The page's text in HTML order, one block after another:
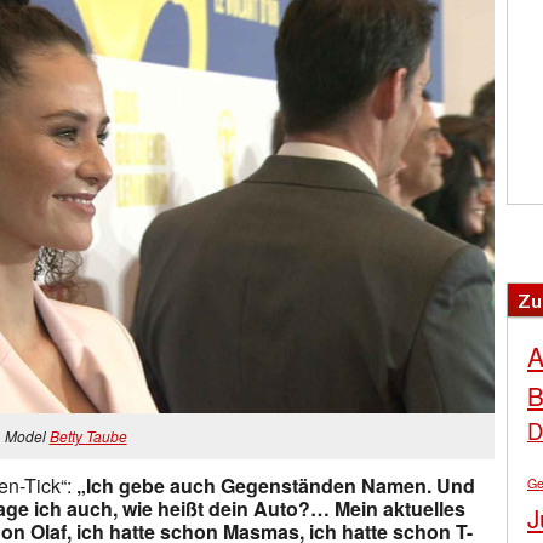
ModelBetty Taube
Tick“: „Ich gebe auch Gegenständen Namen. Und
ich auch, wie heißt dein Auto?… Mein aktuelles
Olaf, ich hatte schon Masmas, ich hatte schon T-